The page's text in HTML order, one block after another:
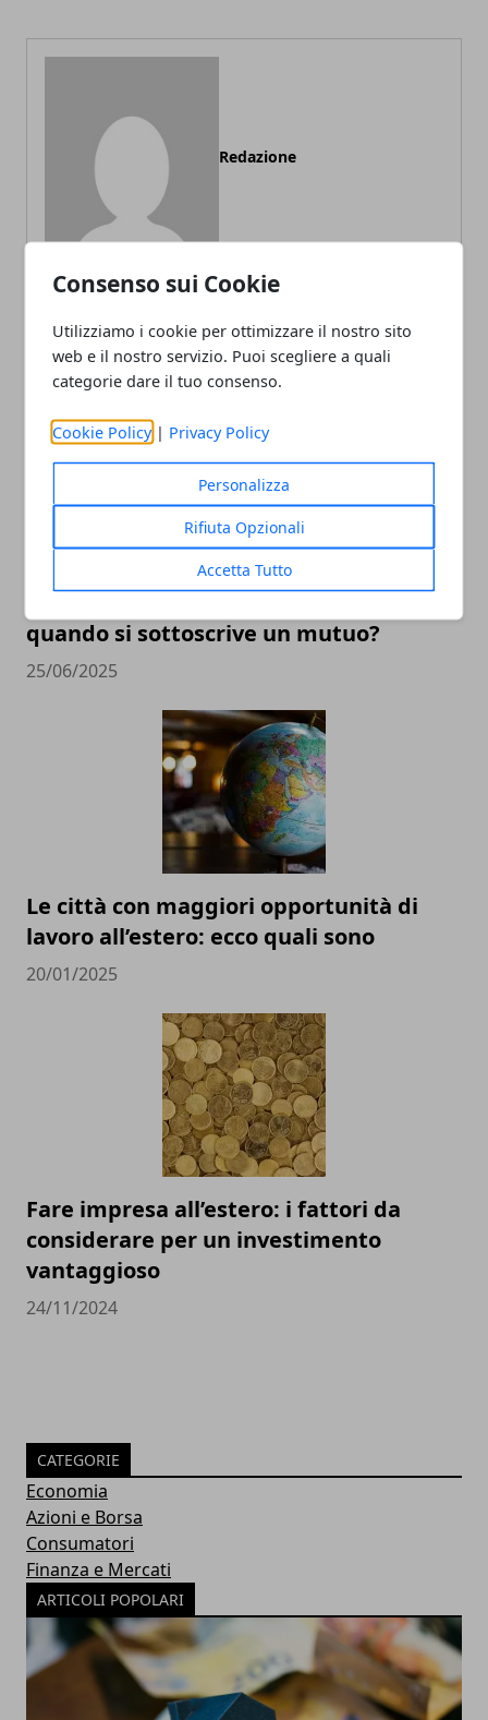
Consenso sui Cookie
Utilizziamo i cookie per ottimizzare il nostro sito
web e il nostro servizio. Puoi scegliere a quali
categorie dare il tuo consenso.
Cookie Policy | Privacy Policy
Personalizza
Rifiuta Opzionali
Accetta Tutto
Redazione
ARTICOLI CORRELATI
Quali sono gli obblighi da adempiere
quando si sottoscrive un mutuo?
25/06/2025
Le città con maggiori opportunità di
lavoro all’estero: ecco quali sono
20/01/2025
Fare impresa all’estero: i fattori da
considerare per un investimento
vantaggioso
24/11/2024
CATEGORIE
Economia
Azioni e Borsa
Consumatori
Finanza e Mercati
ARTICOLI POPOLARI